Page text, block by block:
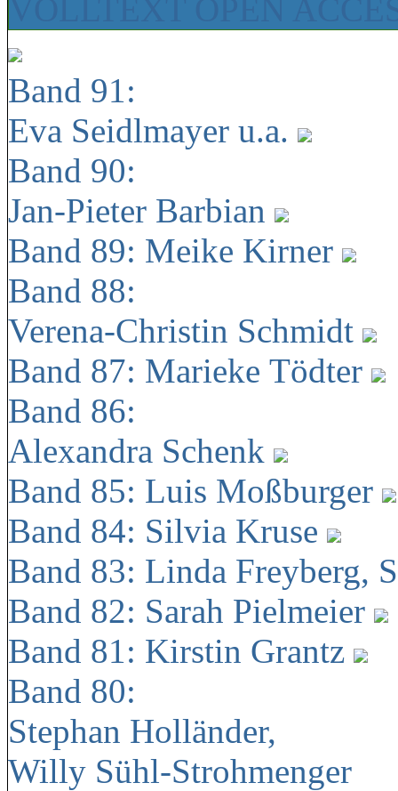
Band 91:
Eva Seidlmayer u.a.
Band 90:
Jan-Pieter Barbian
Band 89: Meike Kirner
Band 88:
Verena-Christin Schmidt
Band 87: Marieke Tödter
Band 86:
Alexandra Schenk
Band 85: Luis Moßburger
Band 84: Silvia Kruse
Band 83: Linda Freyberg,
Band 82: Sarah Pielmeier
Band 81: Kirstin Grantz
Band 80:
Stephan Holländer,
Willy Sühl-Strohmenger